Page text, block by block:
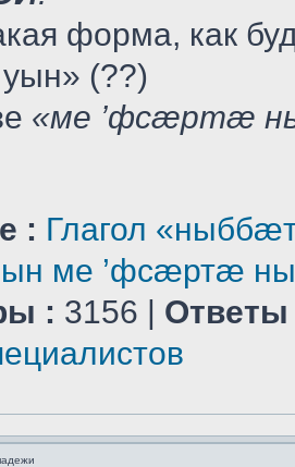
форма, как
(??)
«ме ’фсæртæ
: Глагол
ме ’фсæртæ
: 3156 | Ответы